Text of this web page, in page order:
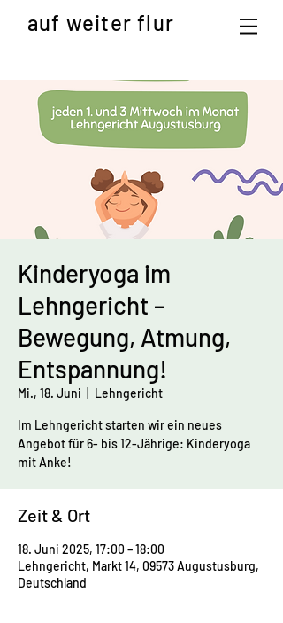
auf weiter flur
Kinderyoga im
Lehngericht –
Bewegung, Atmung,
Entspannung!
Mi., 18. Juni Lehngericht
Im Lehngericht starten wir ein neues
Angebot für 6- bis 12-Jährige: Kinderyoga
mit Anke!
Zeit & Ort
18. Juni 2025, 17:00 – 18:00
Lehngericht, Markt 14, 09573 Augustusburg,
Deutschland